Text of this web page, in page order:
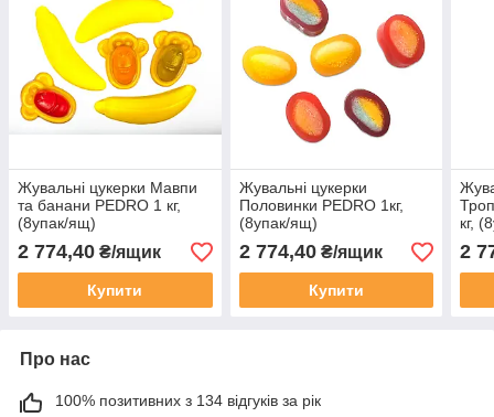
Жувальні цукерки Мавпи
та банани PEDRO 1 кг,
(8упак/ящ)
2 774,40 ₴/ящик
Купити
Жувальні цукерки
Половинки PEDRO 1кг,
(8упак/ящ)
2 774,40₴/ящик
Купити
кг,
2
Про нас
100% позитивних з 134 відгуків за рік